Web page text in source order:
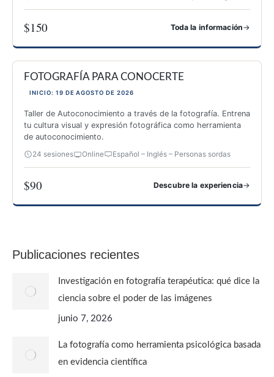
$150 Toda la información→
FOTOGRAFÍA PARA CONOCERTE
INICIO: 19 DE AGOSTO DE 2026
Taller de Autoconocimiento a través de la fotografía. Entrena
tu cultura visual y expresión fotográfica como herramienta
de autoconocimiento.
24 sesiones Online Español – Inglés – Personas sordas
$90 Descubre la experiencia→
Publicaciones recientes
Investigación en fotografía terapéutica: qué dice la
ciencia sobre el poder de las imágenes
junio 7, 2026
La fotografía como herramienta psicológica basada
en evidencia científica